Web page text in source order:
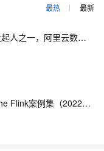
最热 最新
【大咖问答】对话PostgreSQL 中国社区发起人之一，阿里云数据库高级专家 德哥
【藏经阁一起读（27）】本周推荐《Apache Flink案例集（2022版）》，你有哪些心得？